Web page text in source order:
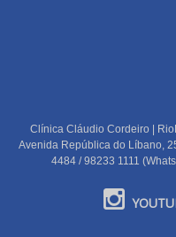
Clínica Cláudio Cordeiro |
Avenida República do Líbano,
4484 / 98233 1111